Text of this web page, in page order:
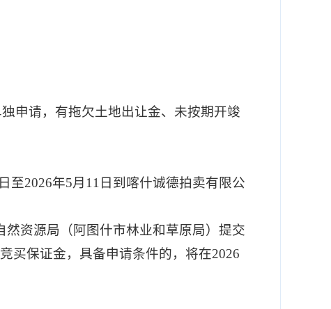
申请， 有拖欠土地出让金、未按期开竣
日至2026年5月 11 日到喀什诚德拍卖有限公
然资源局（阿图什市林业和草原局）提交
买保证金，具备申请条件的，将在2026